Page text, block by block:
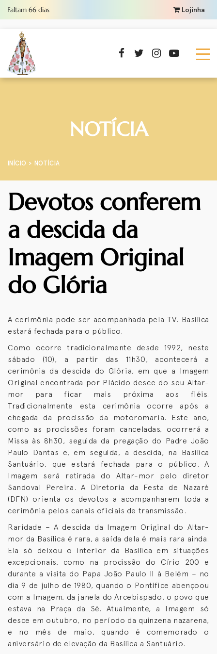
Faltam 66 dias Lojinha
NOTÍCIA
INÍCIO NOTÍCIA
Devotos conferem
a descida da
Imagem Original
do Glória
A cerimônia pode ser acompanhada pela TV. Basílica
estará fechada para o público.
Como ocorre tradicionalmente desde 1992, neste
sábado (10), a partir das 11h30, acontecerá a
cerimônia da descida do Glória, em que a Imagem
Original encontrada por Plácido desce do seu Altar-
mor para ficar mais próxima aos fiéis.
Tradicionalmente esta cerimônia ocorre após a
chegada da procissão da motoromaria. Este ano,
como as procissões foram canceladas, ocorrerá a
Missa às 8h30, seguida da pregação do Padre João
Paulo Dantas e, em seguida, a descida, na Basílica
Santuário, que estará fechada para o público. A
Imagem será retirada do Altar-mor pelo diretor
Sandoval Pereira. A Diretoria da Festa de Nazaré
(DFN) orienta os devotos a acompanharem toda a
cerimônia pelos canais oficiais de transmissão.
Raridade – A descida da Imagem Original do Altar-
mor da Basílica é rara, a saída dela é mais rara ainda.
Ela só deixou o interior da Basílica em situações
excepcionais, como na procissão do Círio 200 e
durante a visita do Papa João Paulo II à Belém – no
dia 9 de julho de 1980, quando o Pontífice abençoou
com a Imagem, da janela do Arcebispado, o povo que
estava na Praça da Sé. Atualmente, a Imagem só
desce em outubro, no período da quinzena nazarena,
e no mês de maio, quando é comemorado o
aniversário de elevação da Basílica a Santuário.